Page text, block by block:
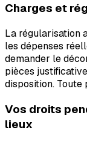
Charges et
La régularisation
les dépenses
demander le
pièces
disposition. Toute
Vos droits
lieux